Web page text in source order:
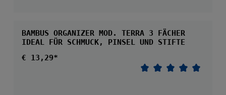
BAMBUS ORGANIZER MOD. TERRA 3 FÄCHER
IDEAL FÜR SCHMUCK, PINSEL UND STIFTE
Regulärer Preis:
€ 13,29*